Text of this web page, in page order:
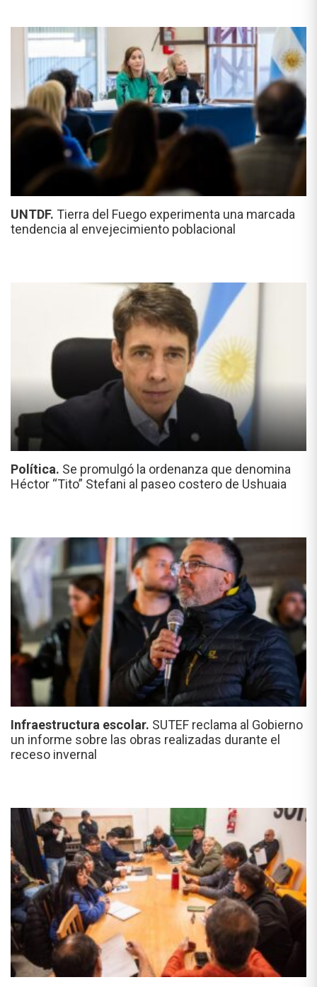
UNTDF. Tierra del Fuego experimenta una marcada
tendencia al envejecimiento poblacional
Política. Se promulgó la ordenanza que denomina
Héctor “Tito” Stefani al paseo costero de Ushuaia
Infraestructura escolar. SUTEF reclama al Gobierno
un informe sobre las obras realizadas durante el
receso invernal